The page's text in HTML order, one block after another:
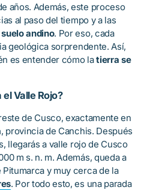
años. Además, este proceso
al paso del tiempo y a las
suelo andino. Por eso, cada
geológica sorprendente. Así,
es entender cómo latierra se
Valle Rojo?
de Cusco, exactamente en
, provincia de Canchis. Después
llegarás a valle rojo de Cusco
m s. n. m. Además, queda a
y muy cerca de la
. Por todo esto, es una parada